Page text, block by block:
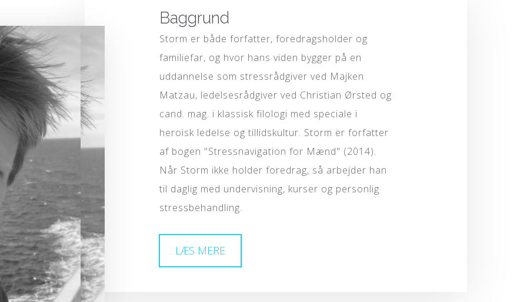
Baggrund
Storm er både forfatter, foredragsholder og
familiefar, og hvor hans viden bygger på en
uddannelse som stressrådgiver ved Majken
Matzau, ledelsesrådgiver ved Christian Ørsted og
cand. mag. i klassisk filologi med speciale i
heroisk ledelse og tillidskultur. Storm er forfatter
af bogen "Stressnavigation for Mænd" (2014).
Når Storm ikke holder foredrag, så arbejder han
til daglig med undervisning, kurser og personlig
stressbehandling.
LÆS MERE